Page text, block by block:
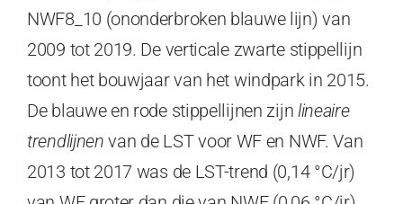
NWF8_10 (ononderbroken blauwe lijn) van
2009 tot 2019. De verticale zwarte stippellijn
toont het bouwjaar van het windpark in 2015.
De blauwe en rode stippellijnen zijn lineaire
trendlijnen van de LST voor WF en NWF. Van
2013 tot 2017 was de LST-trend (0,14 °C/jr)